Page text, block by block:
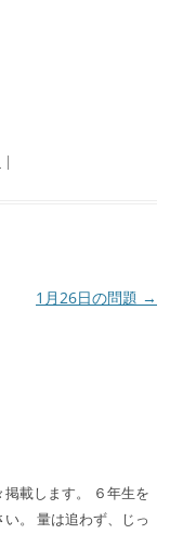
|
1月26日の問題 →
載します。 ６年生を
。 量は追わず、じっ